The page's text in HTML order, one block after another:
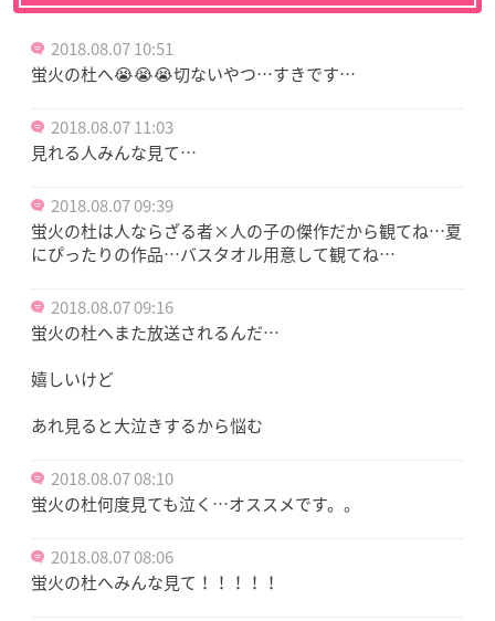
2018.08.07 10:51
蛍火の杜へ😭😭😭切ないやつ…すきです…
2018.08.07 11:03
見れる人みんな見て…
2018.08.07 09:39
蛍火の杜は人ならざる者×人の子の傑作だから観てね…夏
にぴったりの作品…バスタオル用意して観てね…
2018.08.07 09:16
蛍火の杜へまた放送されるんだ…
嬉しいけど
あれ見ると大泣きするから悩む
2018.08.07 08:10
蛍火の杜何度見ても泣く…オススメです。。
2018.08.07 08:06
蛍火の杜へみんな見て！！！！！